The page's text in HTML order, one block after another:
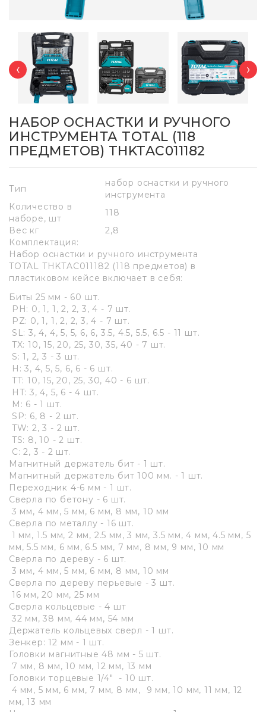
‹ ›
НАБОР ОСНАСТКИ И РУЧНОГО
ИНСТРУМЕНТА TOTAL (118
ПРЕДМЕТОВ) THKTAC011182
Тип
набор оснастки и ручного
инструмента
Количество в
наборе, шт
118
Вес кг
2,8
Комплектация:
Набор оснастки и ручного инструмента
TOTAL THKTAC011182 (118 предметов) в
пластиковом кейсе включает в себя:
Биты 25 мм - 60 шт.
PH: 0, 1, 1, 2, 2, 3, 4 - 7 шт.
PZ: 0, 1, 1, 2, 2, 3, 4 - 7 шт.
SL: 3, 4, 4, 5, 5, 6, 6, 3.5, 4.5, 5.5, 6.5 - 11 шт.
TX: 10, 15, 20, 25, 30, 35, 40 - 7 шт.
S: 1, 2, 3 - 3 шт.
H: 3, 4, 5, 5, 6, 6 - 6 шт.
TT: 10, 15, 20, 25, 30, 40 - 6 шт.
HT: 3, 4, 5, 6 - 4 шт.
M: 6 - 1 шт.
SP: 6, 8 - 2 шт.
TW: 2, 3 - 2 шт.
TS: 8, 10 - 2 шт.
C: 2, 3 - 2 шт.
Магнитный держатель бит - 1 шт.
Магнитный держатель бит 100 мм. - 1 шт.
Переходник 4-6 мм - 1 шт.
Сверла по бетону - 6 шт.
3 мм, 4 мм, 5 мм, 6 мм, 8 мм, 10 мм
Сверла по металлу - 16 шт.
1 мм, 1.5 мм, 2 мм, 2.5 мм, 3 мм, 3.5 мм, 4 мм, 4.5 мм, 5
мм, 5.5 мм, 6 мм, 6.5 мм, 7 мм, 8 мм, 9 мм, 10 мм
Сверла по дереву - 6 шт.
3 мм, 4 мм, 5 мм, 6 мм, 8 мм, 10 мм
Сверла по дереву перьевые - 3 шт.
16 мм, 20 мм, 25 мм
Сверла кольцевые - 4 шт
32 мм, 38 мм, 44 мм, 54 мм
Держатель кольцевых сверл - 1 шт.
Зенкер: 12 мм - 1 шт.
Головки магнитные 48 мм - 5 шт.
7 мм, 8 мм, 10 мм, 12 мм, 13 мм
Головки торцевые 1/4" - 10 шт.
4 мм, 5 мм, 6 мм, 7 мм, 8 мм, 9 мм, 10 мм, 11 мм, 12
мм, 13 мм